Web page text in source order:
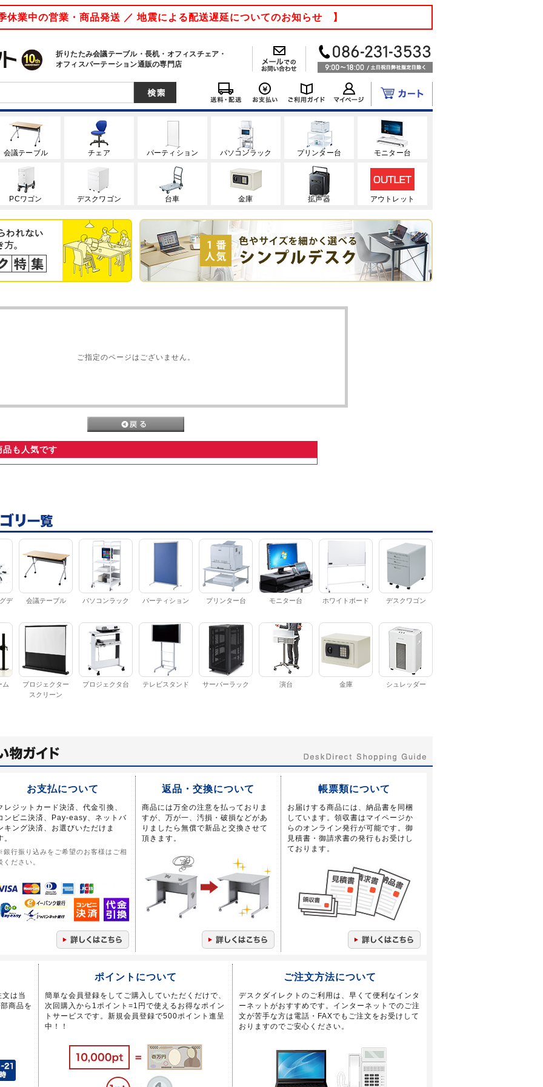
業中の営業・商品発送 ／ 地震による配送遅延についてのお知らせ 】
折りたたみ会議テーブル・長机・オフィスチェア・
オフィスパーテーション通販の専門店
会議テーブル チェア パーティション パソコンラック プリンター台 モニター台
PCワゴン デスクワゴン 台車 金庫 拡声器 アウトレット
ご指定のページはございません。
品も人気です
デ 会議テーブル パソコンラック パーティション プリンター台 モニター台 ホワイトボード デスクワゴン
ム
プロジェクター
スクリーン
プロジェクタ台 テレビスタンド サーバーラック 演台 金庫 シュレッダー
お支払について
レジットカード決済、代金引換、
ンビニ決済、Pay-easy、ネットバ
キング決済、お選びいただけま
。
行振り込みをご希望のお客様はご相
ください。
返品・交換について
商品には万全の注意を払っておりま
すが、万が一、汚損・破損などがあ
りましたら無償で新品と交換させて
頂きます。
帳票類について
お届けする商品には、納品書を同梱
しています。領収書はマイページか
らのオンライン発行が可能です。御
見積書・御請求書の発行もお受けし
ております。
は当
商品を
ポイントについて
簡単な会員登録をしてご購入していただくだけで、
次回購入から1ポイント=1円で使えるお得なポイン
トサービスです。新規会員登録で500ポイント進呈
中！！
ご注文方法について
デスクダイレクトのご利用は、早くて便利なインタ
ーネットがおすすめです。インターネットでのご注
文が苦手な方は電話・FAXでもご注文をお受けして
おりますのでご安心ください。